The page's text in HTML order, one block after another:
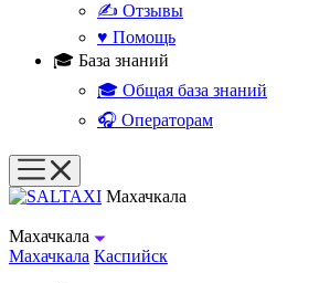
✍️ Отзывы
♥️ Помощь
🎓 База знаний
🎓 Общая база знаний
🎧 Операторам
Махачкала
Махачкала
Махачкала Каспийск